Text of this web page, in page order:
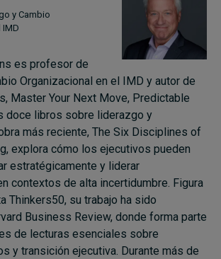
y Cambio
IMD
es profesor de
Organizacional en el IMD y autor de
Master Your Next Move, Predictable
doce libros sobre liderazgo y
más reciente, The Six Disciplines of
explora cómo los ejecutivos pueden
estratégicamente y liderar
contextos de alta incertidumbre. Figura
Thinkers50, su trabajo ha sido
Business Review, donde forma parte
de lecturas esenciales sobre
y transición ejecutiva. Durante más de